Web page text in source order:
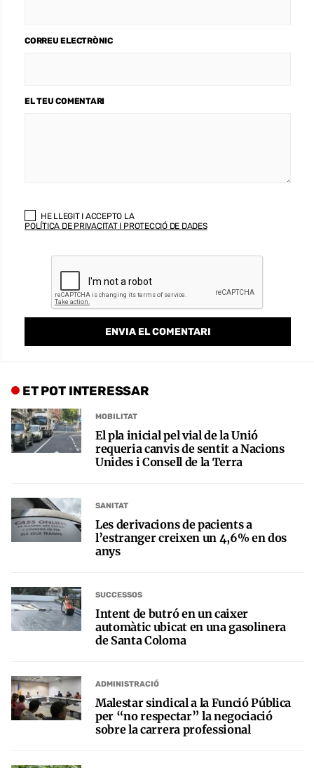
CORREU ELECTRÒNIC
EL TEU COMENTARI
HE LLEGIT I ACCEPTO LA
POLÍTICA DE PRIVACITAT I PROTECCIÓ DE DADES
ET POT INTERESSAR
MOBILITAT
El pla inicial pel vial de la Unió
requeria canvis de sentit a Nacions
Unides i Consell de la Terra
SANITAT
Les derivacions de pacients a
l’estranger creixen un 4,6% en dos
anys
SUCCESSOS
Intent de butró en un caixer
automàtic ubicat en una gasolinera
de Santa Coloma
ADMINISTRACIÓ
Malestar sindical a la Funció Pública
per “no respectar” la negociació
sobre la carrera professional